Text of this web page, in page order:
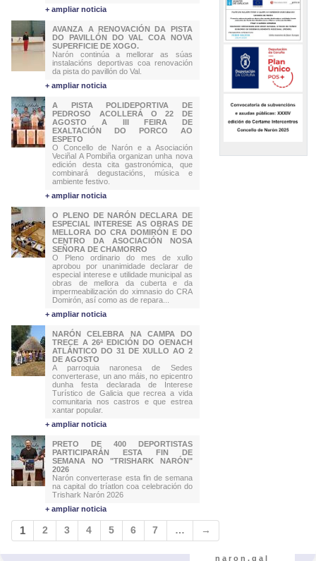
+ ampliar noticia
AVANZA A RENOVACIÓN DA PISTA
DO PAVILLÓN DO VAL COA NOVA
SUPERFICIE DE XOGO.
Narón continúa a mellorar as súas
instalacións deportivas coa renovación
da pista do pavillón do Val.
+ ampliar noticia
A PISTA POLIDEPORTIVA DE
PEDROSO ACOLLERÁ O 22 DE
AGOSTO A III FEIRA DE
EXALTACIÓN DO PORCO AO
ESPETO
O Concello de Narón e a Asociación
Veciñal A Pombiña organizan unha nova
edición desta cita gastronómica, que
combinará degustacións, música e
ambiente festivo.
+ ampliar noticia
O PLENO DE NARÓN DECLARA DE
ESPECIAL INTERESE AS OBRAS DE
MELLORA DO CRA DOMIRÓN E DO
CENTRO DA ASOCIACIÓN NOSA
SEÑORA DE CHAMORRO
O Pleno ordinario do mes de xullo
aprobou por unanimidade declarar de
especial interese e utilidade municipal as
obras de mellora da cuberta e da
impermeabilización do ximnasio do CRA
Domirón, así como as de repara...
+ ampliar noticia
NARÓN CELEBRA NA CAMPA DO
TRECE A 26ª EDICIÓN DO OENACH
ATLÁNTICO DO 31 DE XULLO AO 2
DE AGOSTO
A parroquia naronesa de Sedes
converterase, un ano máis, no epicentro
dunha festa declarada de Interese
Turístico de Galicia que recrea a vida
comunitaria nos castros e que estrea
xantar popular.
+ ampliar noticia
PRETO DE 400 DEPORTISTAS
PARTICIPARÁN ESTA FIN DE
SEMANA NO "TRISHARK NARÓN"
2026
Narón converterase esta fin de semana
na capital do tríatlon coa celebración do
Trishark Narón 2026
+ ampliar noticia
1 2 3 4 5 6 7 … →
naron.gal